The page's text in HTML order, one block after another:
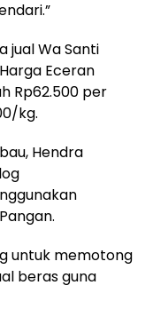
jual Wa Santi
Eceran
Rp62.500 per
kg.
Hendra
untuk memotong
beras guna